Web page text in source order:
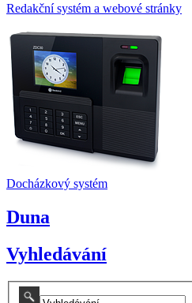
Redakční systém a webové stránky
Docházkový systém
Duna
Vyhledávání